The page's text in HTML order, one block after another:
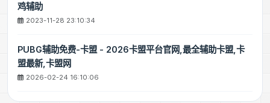
鸡辅助
2023-11-28 23:10:34
PUBG辅助免费-卡盟 - 2026卡盟平台官网,最全辅助卡盟,卡
盟最新,卡盟网
2026-02-24 16:10:06